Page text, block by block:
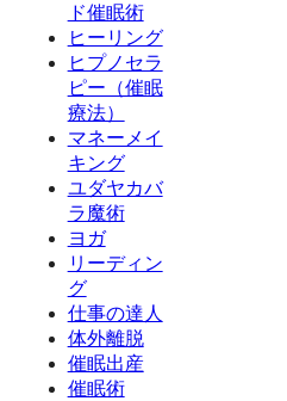
ド催眠術
ヒーリング
ヒプノセラ
ピー（催眠
療法）
マネーメイ
キング
ユダヤカバ
ラ魔術
ヨガ
リーディン
グ
仕事の達人
体外離脱
催眠出産
催眠術